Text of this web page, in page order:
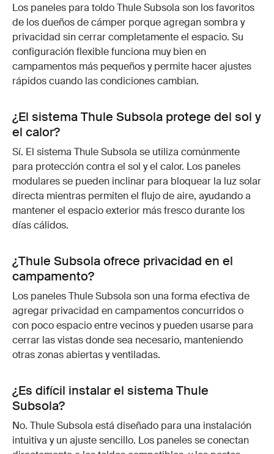
Los paneles para toldo Thule Subsola son los favoritos
de los dueños de cámper porque agregan sombra y
privacidad sin cerrar completamente el espacio. Su
configuración flexible funciona muy bien en
campamentos más pequeños y permite hacer ajustes
rápidos cuando las condiciones cambian.
¿El sistema Thule Subsola protege del sol y
el calor?
Sí. El sistema Thule Subsola se utiliza comúnmente
para protección contra el sol y el calor. Los paneles
modulares se pueden inclinar para bloquear la luz solar
directa mientras permiten el flujo de aire, ayudando a
mantener el espacio exterior más fresco durante los
días cálidos.
¿Thule Subsola ofrece privacidad en el
campamento?
Los paneles Thule Subsola son una forma efectiva de
agregar privacidad en campamentos concurridos o
con poco espacio entre vecinos y pueden usarse para
cerrar las vistas donde sea necesario, manteniendo
otras zonas abiertas y ventiladas.
¿Es difícil instalar el sistema Thule
Subsola?
No. Thule Subsola está diseñado para una instalación
intuitiva y un ajuste sencillo. Los paneles se conectan